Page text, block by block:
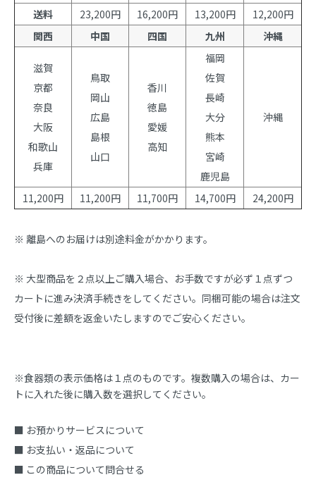
送料 23,200円 16,200円 13,200円
12,200円
関西
中国 四国 九州 沖縄
滋賀
京都
奈良
大阪
和歌山
兵庫
鳥取
岡山
広島
島根
山口
香川
徳島
愛媛
高知
福岡
佐賀
長崎
大分
熊本
宮崎
鹿児島
沖縄
11,200円 11,200円 11,700円 14,700円 24,200円
※ 離島へのお届けは別途料金がかかります。
※ 大型商品を２点以上ご購入場合、お手数ですが必ず１点ずつ
カートに進み決済手続きをしてください。同梱可能の場合は注文
受付後に差額を返金いたしますのでご安心ください。
※食器類の表示価格は１点のものです。複数購入の場合は、カー
トに入れた後に購入数を選択してください。
■ お預かりサービスについて
■ お支払い・返品について
■ この商品について問合せる